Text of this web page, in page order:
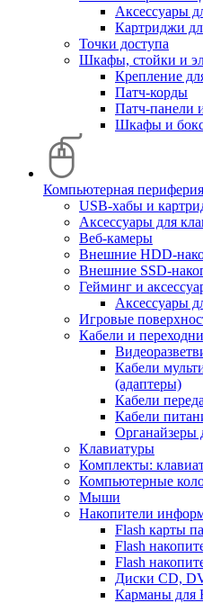
Аксессуары
Картриджи
Точки доступа
Шкафы, стойки и
Крепление
Патч-корды
Патч-панели
Шкафы и
Компьютерная периферия
USB-хабы и
Аксессуары для
Веб-камеры
Внешние HDD-
Внешние SSD-
Гейминг и
Аксессуары
Игровые
Кабели и
Кабели
(адаптеры)
Кабели
Кабели
Органайзеры
Клавиатуры
Комплекты:
Компьютерные
Мыши
Накопители
Flash карты
Flash
Flash
Диски CD,
Карманы для